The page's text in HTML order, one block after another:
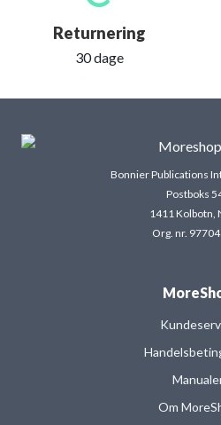
Returnering
30 dage
Bonnier Publications
Postboks
1411 Kolbotn,
Org. nr.
Om